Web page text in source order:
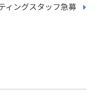
ィングスタッフ急募